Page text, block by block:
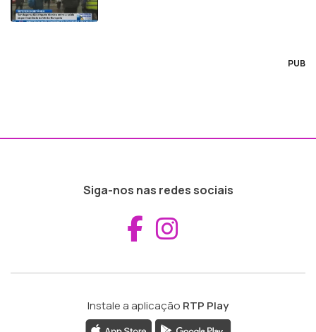
PUB
Siga-nos nas redes sociais
Aceder ao
Instale a aplicação RTP Play